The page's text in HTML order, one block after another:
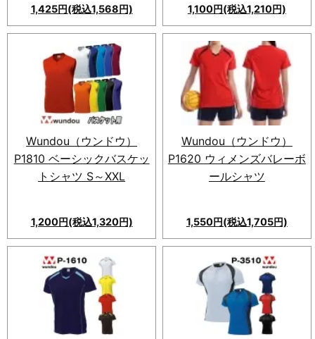
1,425円(税込1,568円) 1,100円(税込1,210円)
Wundou（ウンドウ）
P1810 ベーシックバスケッ
トシャツ S～XXL
1,200円(税込1,320円)
Wundou（ウンドウ）
P1620 ウィメンズバレーボ
ールシャツ
1,550円(税込1,705円)
軽くて動きやすいバレーボール
シャツ！吸汗速乾素材で快適。
女性らしいシルエット、ラグラ
ン袖採用。プレー中の快適さと
動きやすさを両立。